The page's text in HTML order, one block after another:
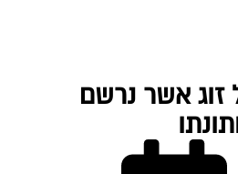
אשר נרשם